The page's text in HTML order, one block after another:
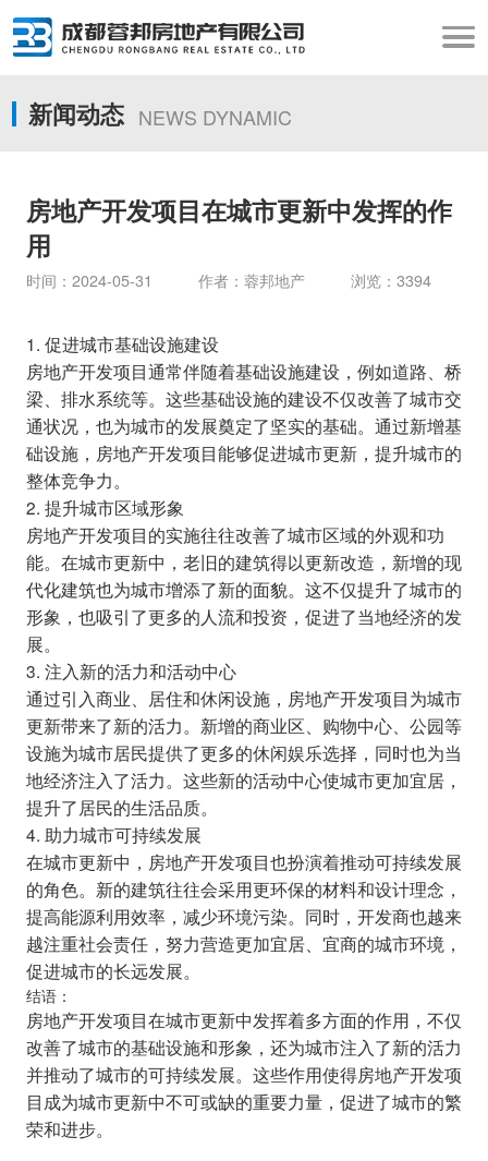
新闻动态 NEWS DYNAMIC
房地产开发项目在城市更新中发挥的作
用
时间：2024-05-31 作者：蓉邦地产 浏览：3394
1. 促进城市基础设施建设
房地产开发项目通常伴随着基础设施建设，例如道路、桥
梁、排水系统等。这些基础设施的建设不仅改善了城市交
通状况，也为城市的发展奠定了坚实的基础。通过新增基
础设施，房地产开发项目能够促进城市更新，提升城市的
整体竞争力。
2. 提升城市区域形象
房地产开发项目的实施往往改善了城市区域的外观和功
能。在城市更新中，老旧的建筑得以更新改造，新增的现
代化建筑也为城市增添了新的面貌。这不仅提升了城市的
形象，也吸引了更多的人流和投资，促进了当地经济的发
展。
3. 注入新的活力和活动中心
通过引入商业、居住和休闲设施，房地产开发项目为城市
更新带来了新的活力。新增的商业区、购物中心、公园等
设施为城市居民提供了更多的休闲娱乐选择，同时也为当
地经济注入了活力。这些新的活动中心使城市更加宜居，
提升了居民的生活品质。
4. 助力城市可持续发展
在城市更新中，房地产开发项目也扮演着推动可持续发展
的角色。新的建筑往往会采用更环保的材料和设计理念，
提高能源利用效率，减少环境污染。同时，开发商也越来
越注重社会责任，努力营造更加宜居、宜商的城市环境，
促进城市的长远发展。
结语：
房地产开发项目在城市更新中发挥着多方面的作用，不仅
改善了城市的基础设施和形象，还为城市注入了新的活力
并推动了城市的可持续发展。这些作用使得房地产开发项
目成为城市更新中不可或缺的重要力量，促进了城市的繁
荣和进步。